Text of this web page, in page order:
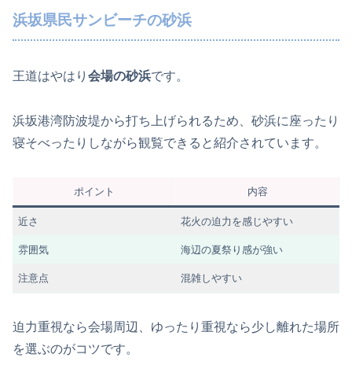
浜坂県民サンビーチの砂浜
王道はやはり 会場の砂浜です。
浜坂港湾防波堤から打ち上げられるため、砂浜に座ったり
寝そべったりしながら観覧できると紹介されています。
ポイント 内容
近さ 花火の迫力を感じやすい
雰囲気 海辺の夏祭り感が強い
注意点 混雑しやすい
迫力重視なら会場周辺、ゆったり重視なら少し離れた場所
を選ぶのがコツです。